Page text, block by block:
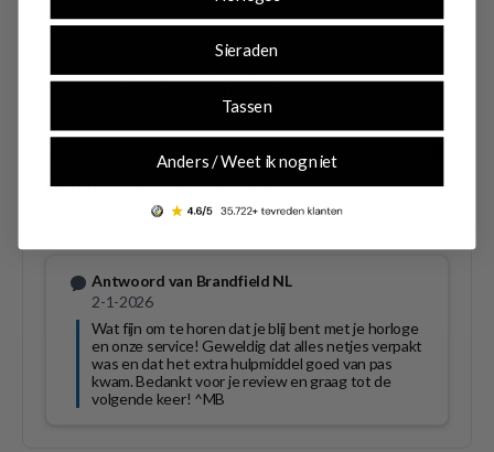
Sieraden
Tassen
Anders / Weet ik nog niet